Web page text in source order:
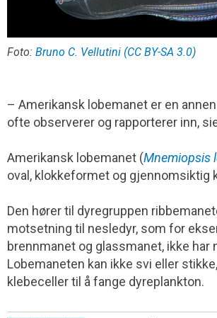
Foto: Bruno C. Vellutini (CC BY-SA 3.0)
– Amerikansk lobemanet er en
ofte observerer og rapporterer inn,
Amerikansk lobemanet (Mnemiopsis
oval, klokkeformet og gjennomsiktig
Den hører til dyregruppen
motsetning til nesledyr, som for
brennmanet og glassmanet, ikke har
Lobemaneten kan ikke svi eller
klebeceller til å fange dyreplankton.